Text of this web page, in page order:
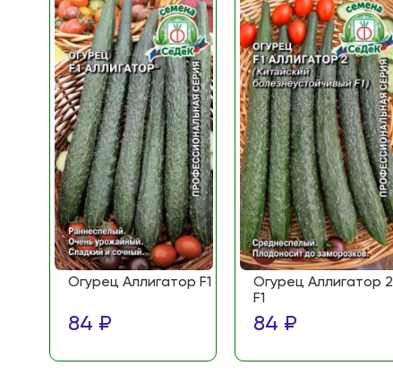
Огурец Аллигатор F1
84 ₽
Огурец Аллигатор 2
F1
84 ₽